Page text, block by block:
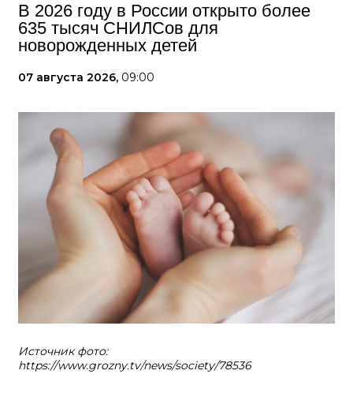
В 2026 году в России открыто более
635 тысяч СНИЛСов для
новорожденных детей
07 августа 2026, 09:00
Источник фото:
https://www.grozny.tv/news/society/78536